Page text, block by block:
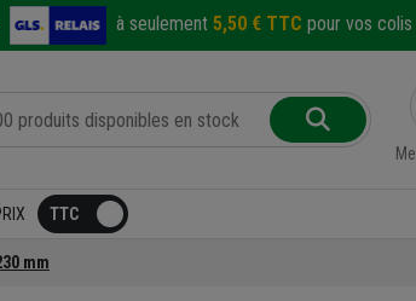
à seulement 5,50 € TTC pour vos colis
mm